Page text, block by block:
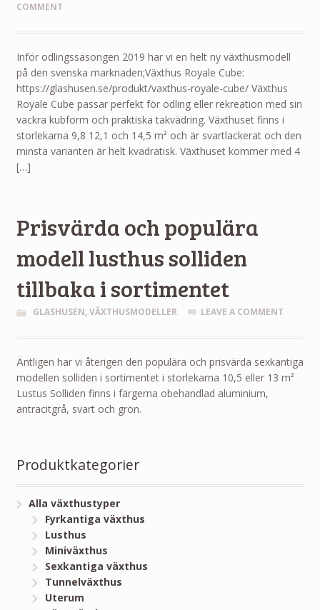
COMMENT
Inför odlingssäsongen 2019 har vi en helt ny växthusmodell
på den svenska marknaden;Växthus Royale Cube:
https://glashusen.se/produkt/vaxthus-royale-cube/ Växthus
Royale Cube passar perfekt för odling eller rekreation med sin
vackra kubform och praktiska takvädring. Växthuset finns i
storlekarna 9,8 12,1 och 14,5 m² och är svartlackerat och den
minsta varianten är helt kvadratisk. Växthuset kommer med 4
[…]
Prisvärda och populära
modell lusthus solliden
tillbaka i sortimentet
GLASHUSEN, VÄXTHUSMODELLER LEAVE A COMMENT
Äntligen har vi återigen den populära och prisvärda sexkantiga
modellen solliden i sortimentet i storlekarna 10,5 eller 13 m²
Lustus Solliden finns i färgerna obehandlad aluminium,
antracitgrå, svart och grön.
Produktkategorier
Alla växthustyper
Fyrkantiga växthus
Lusthus
Miniväxthus
Sexkantiga växthus
Tunnelväxthus
Uterum